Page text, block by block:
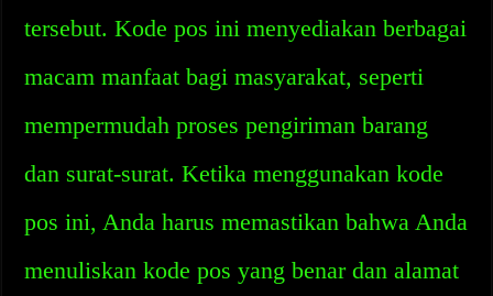
tersebut. Kode pos ini menyediakan berbagai
macam manfaat bagi masyarakat, seperti
mempermudah proses pengiriman barang
dan surat-surat. Ketika menggunakan kode
pos ini, Anda harus memastikan bahwa Anda
menuliskan kode pos yang benar dan alamat